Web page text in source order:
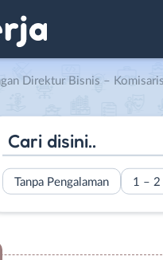
Bisnis – Komisaris di BPR Saudara Group
Tanpa Pengalaman 1 – 2